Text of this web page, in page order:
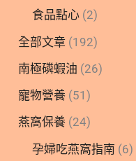
食品點心 (2)
全部文章 (192)
南極磷蝦油 (26)
寵物營養 (51)
燕窩保養 (24)
孕婦吃燕窩指南 (6)